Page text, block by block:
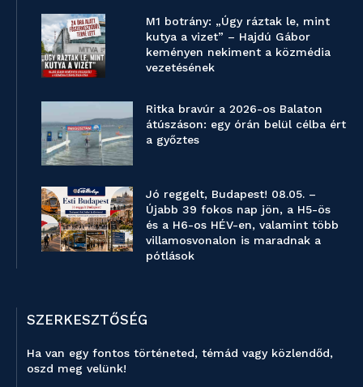
M1 botrány: „Úgy ráztak le, mint
kutya a vizet” – Hajdú Gábor
keményen nekiment a közmédia
vezetésének
Ritka bravúr a 2026-os Balaton
átúszáson: egy órán belül célba ért
a győztes
Jó reggelt, Budapest! 08.05. –
Újabb 39 fokos nap jön, a H5-ös
és a H6-os HÉV-en, valamint több
villamosvonalon is maradnak a
pótlások
SZERKESZTŐSÉG
Ha van egy fontos történeted, témád vagy közlendőd,
oszd meg velünk!